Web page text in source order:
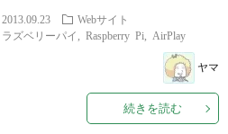
2013.09.23
Webサイト
ラズベリーパイ
Raspberry Pi AirPlay
ヤマ
続きを読む